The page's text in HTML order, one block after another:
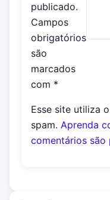
publicado.
Campos
obrigatórios
são
marcados
com *
Esse site utiliza
spam. Aprenda
comentários são